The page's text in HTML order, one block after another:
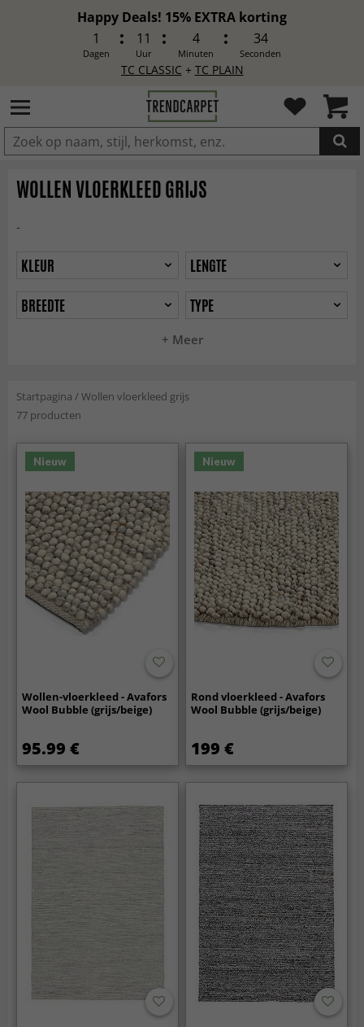
Happy Deals! 15% EXTRA korting
1
Dagen
11
Uur
4
Minuten
32
Seconden
TC CLASSIC + TC PLAIN
IN DE WINKELWAGEN GELEGD
WOLLEN VLOERKLEED GRIJS
-
+ Meer
KLEUR
LENGTE
BREEDTE
TYPE
Startpagina /Wollen vloerkleed grijs
77 producten
Nieuw
Wollen-vloerkleed - Avafors
Wool Bubble (grijs/beige)
95.99 €
Nieuw
Rond vloerkleed - Avafors
Wool Bubble (grijs/beige)
199 €